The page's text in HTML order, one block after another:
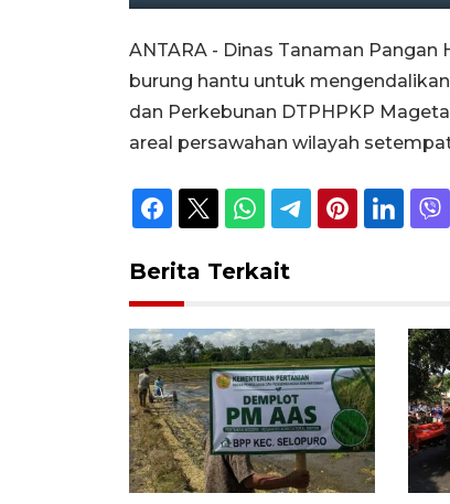
Unmute Play
ANTARA - Dinas Tanaman
burung hantu untuk
dan Perkebunan DTPHPKP
areal persawahan wilayah
Berita Terkait